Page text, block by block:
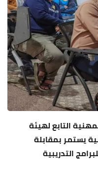
التابع لهيئة
يستمر بمقابلة
التدريبية